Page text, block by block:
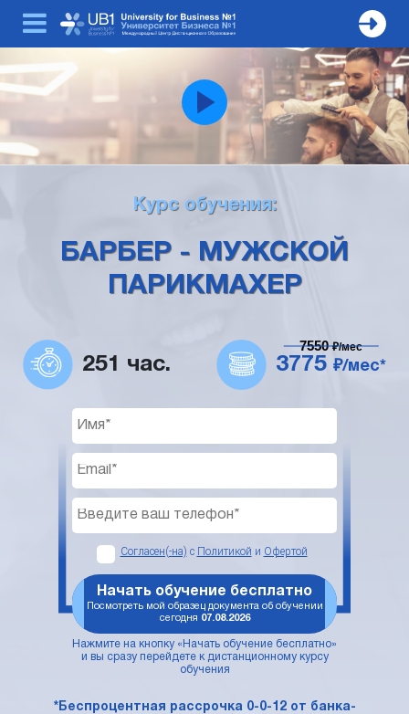
Курс обучения:
БАРБЕР - МУЖСКОЙ
ПАРИКМАХЕР
251 час. 3775 ₽/мес*
7550₽/мес
Согласен(-на) с Политикой и Офертой
Начать обучение бесплатно
Посмотреть мой образец документа об обучении
сегодня 07.08.2026
Нажмите на кнопку «Начать обучение бесплатно»
и вы сразу перейдете к дистанционному курсу
обучения
*Беспроцентная рассрочка 0-0-12 от банка-